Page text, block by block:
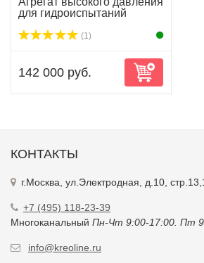
для гидроиспытаний
(1)
142 000 руб.
КОНТАКТЫ
г.Москва, ул.Электродная, д.10,
+7 (495) 118-23-39
Многоканальный Пн-Чт 9:00-17:00. Пт
info@kreoline.ru